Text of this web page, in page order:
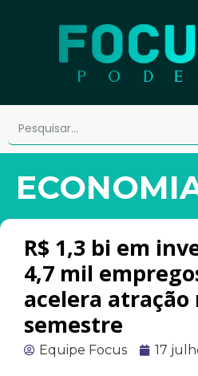
R$ 1,3 bi em
4,7 mil
acelera atração
semestre
Equipe Focus 17